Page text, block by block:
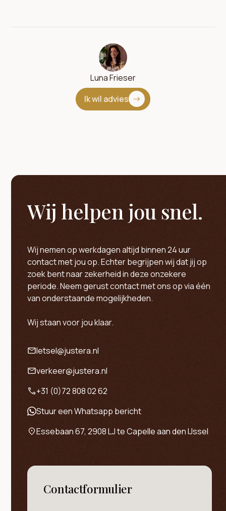
Luna Frieser
Ik wil advies
Wij helpen jou snel.
Wij nemen op werkdagen altijd binnen 24 uur
contact met jou op. Echter begrijpen wij dat jij op
zoek bent naar zekerheid in deze onzekere
periode. Neem gerust contact met ons op via één
van onderstaande mogelijkheden.
Wij staan voor jou klaar.
letsel@justera.nl
verkeer@justera.nl
+31 (0)72 808 02 62
Stuur een Whatsapp bericht
Essebaan 67, 2908 LJ te Capelle aan den IJssel
Contactformulier